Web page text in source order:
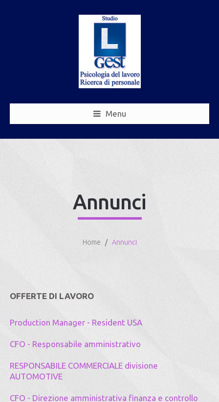
Menu
Annunci
Home Annunci
OFFERTE DI LAVORO
Production Manager - Resident USA
CFO - Responsabile amministrativo
RESPONSABILE COMMERCIALE divisione
AUTOMOTIVE
CFO - Direzione amministrativa finanza e controllo